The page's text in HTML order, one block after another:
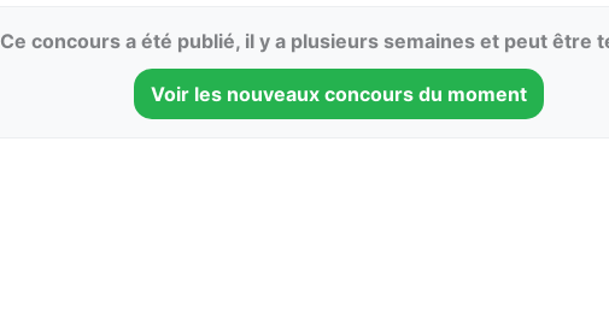
Ce concours a été publié, il y a plusieurs semaines et peut être
Voir les nouveaux concours du moment